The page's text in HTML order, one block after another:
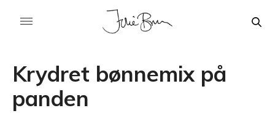
Krydret bønnemix på
panden